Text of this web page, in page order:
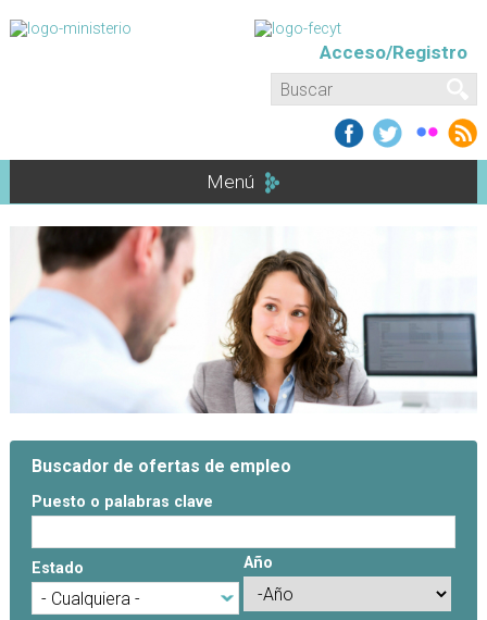
Acceso/Registro
Formulario de búsqueda
Buscar
Menú
Buscador de ofertas de empleo
Puesto o palabras clave
Estado
Año
Año
Año